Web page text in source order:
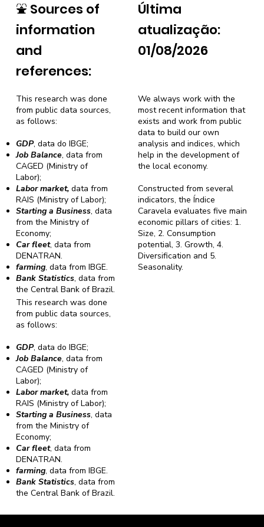
⛲ Sources of
information
and
references:
Última
atualização:
01/08/2026
We always work with the
most recent information that
exists and work from public
data to build our own
analysis and indices, which
help in the development of
the local economy.
Constructed from several
indicators, the Índice
Caravela evaluates five main
economic pillars of cities: 1.
Size, 2. Consumption
potential, 3. Growth, 4.
Diversification and 5.
Seasonality.
This research was done
from public data sources,
as follows:
GDP, data do IBGE;
Job Balance, data from
CAGED (Ministry of
Labor);
Labor market,data from
RAIS (Ministry of Labor);
Starting a Business, data
from the Ministry of
Economy;
Car fleet, data from
DENATRAN.
farming, data from IBGE.
Bank Statistics, data from
the Central Bank of Brazil.
This research was done
from public data sources,
as follows:
GDP, data do IBGE;
Job Balance, data from
CAGED (Ministry of
Labor);
Labor market,data from
RAIS (Ministry of Labor);
Starting a Business, data
from the Ministry of
Economy;
Car fleet, data from
DENATRAN.
farming, data from IBGE.
Bank Statistics, data from
the Central Bank of Brazil.